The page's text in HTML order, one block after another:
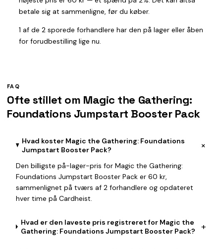
betale sig at sammenligne, før du køber.
1 af de 2 sporede forhandlere har den på lager eller åben
for forudbestilling lige nu.
FAQ
Ofte stillet om Magic the Gathering:
Foundations Jumpstart Booster Pack
Hvad koster Magic the Gathering: Foundations
Jumpstart Booster Pack?
+
Den billigste på-lager-pris for Magic the Gathering:
Foundations Jumpstart Booster Pack er 60 kr,
sammenlignet på tværs af 2 forhandlere og opdateret
hver time på Cardheist.
Hvad er den laveste pris registreret for Magic the
Gathering: Foundations Jumpstart Booster Pack?
+